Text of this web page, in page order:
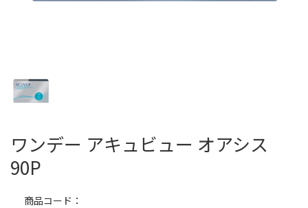
ワンデー アキュビュー オアシス
90P
商品コード